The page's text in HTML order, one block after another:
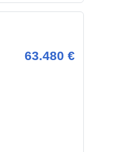
63.480 €